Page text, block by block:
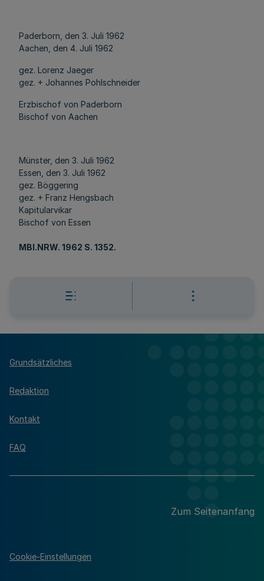
Paderborn, den 3. Juli 1962
Aachen, den 4. Juli 1962
gez. Lorenz Jaeger
gez. + Johannes Pohlschneider
Erzbischof von Paderborn
Bischof von Aachen
Münster, den 3. Juli 1962
Essen, den 3. Juli 1962
gez. Böggering
gez. + Franz Hengsbach
Kapitularvikar
Bischof von Essen
MBl.NRW. 1962 S. 1352.
Grundsätzliches
Redaktion
Kontakt
FAQ
Zum Seitenanfang
Cookie-Einstellungen